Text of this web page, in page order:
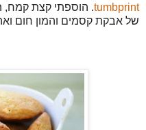
tumbprint. הוספתי קצת קמח,
של אבקת קסמים והמון חום